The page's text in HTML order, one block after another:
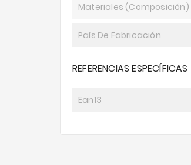
Materiales (composición)
País De Fabricación
REFERENCIAS ESPECÍFICAS
Ean13